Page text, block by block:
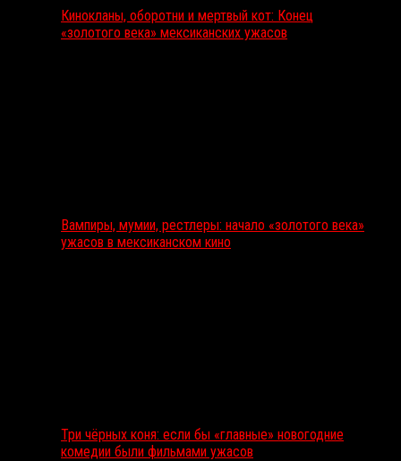
Кинокланы, оборотни и мертвый кот: Конец
«золотого века» мексиканских ужасов
Вампиры, мумии, рестлеры: начало «золотого века»
ужасов в мексиканском кино
Три чёрных коня: если бы «главные» новогодние
комедии были фильмами ужасов